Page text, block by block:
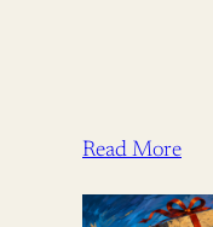
Read More